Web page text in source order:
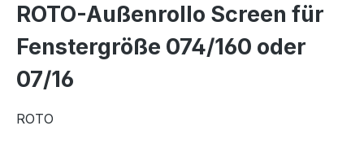
ROTO-Außenrollo Screen für
Fenstergröße 074/160 oder
07/16
ROTO